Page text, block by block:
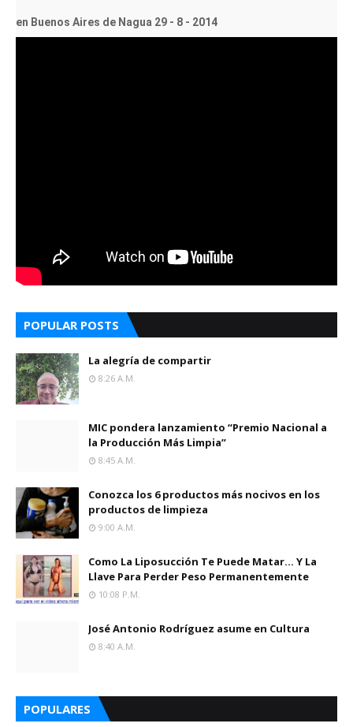
en Buenos Aires de Nagua 29 - 8 - 2014
POPULAR POSTS
La alegría de compartir
8:26 A.m.
MIC pondera lanzamiento “Premio Nacional a
la Producción Más Limpia”
8:45 A.m.
Conozca los 6 productos más nocivos en los
productos de limpieza
9:00 A.m.
Como La Liposucción Te Puede Matar… Y La
Llave Para Perder Peso Permanentemente
10:08 P.m.
José Antonio Rodríguez asume en Cultura
8:40 A.m.
POPULARES